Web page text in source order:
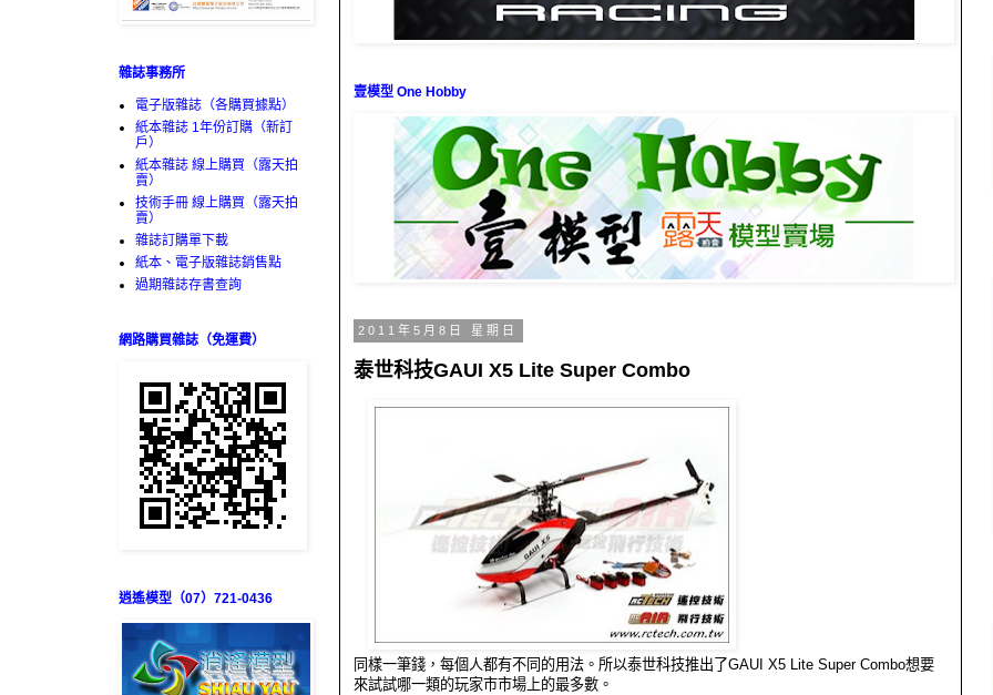
壹模型 One Hobby
2011年5月8日 星期日
泰世科技GAUI X5 Lite Super Combo
同樣一筆錢，每個人都有不同的用法。所以泰世科技推出了GAUI X5 Lite Super Combo想要
來試試哪一類的玩家市市場上的最多數。
雜誌事務所
電子版雜誌（各購買據點）
紙本雜誌 1年份訂購（新訂
戶）
紙本雜誌 線上購買（露天拍
賣）
技術手冊 線上購買（露天拍
賣）
雜誌訂購單下載
紙本、電子版雜誌銷售點
過期雜誌存書查詢
網路購買雜誌（免運費）
逍遙模型（07）721-0436